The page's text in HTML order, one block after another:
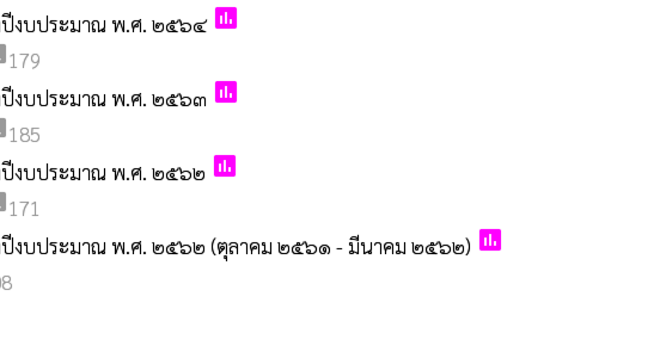
ปีงบประมาณ พ.ศ. ๒๕๖๔ poll
179
ปีงบประมาณ พ.ศ. ๒๕๖๓ poll
185
ปีงบประมาณ พ.ศ. ๒๕๖๒ poll
171
ปีงบประมาณ พ.ศ. ๒๕๖๒ (ตุลาคม ๒๕๖๑ - มีนาคม ๒๕๖๒) poll